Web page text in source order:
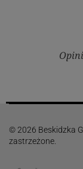
© 2026 Beskidzka
zastrzeżone.